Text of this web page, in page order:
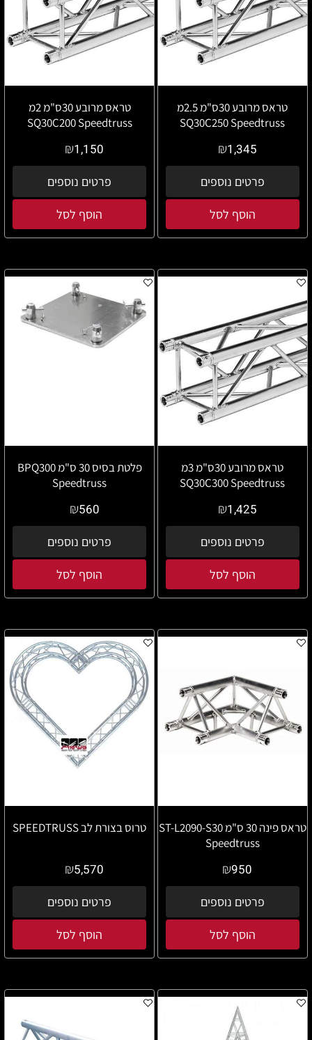
טראס מרובע 30ס"מ 2.5מ
SQ30C250 Speedtruss
₪1,345
פרטים נוספים
הוסף לסל
טראס מרובע 30ס"מ 2מ
SQ30C200 Speedtruss
₪1,150
פרטים נוספים
הוסף לסל
טראס מרובע 30ס"מ 3מ
SQ30C300 Speedtruss
₪1,425
פרטים נוספים
הוסף לסל
פלטת בסיס 30 ס"מ BPQ300
Speedtruss
₪560
פרטים נוספים
הוסף לסל
טראס פינה 30 ס"מ ST-L2090-S30
Speedtruss
₪950
פרטים נוספים
הוסף לסל
טרוס בצורת לב SPEEDTRUSS
₪5,570
פרטים נוספים
הוסף לסל